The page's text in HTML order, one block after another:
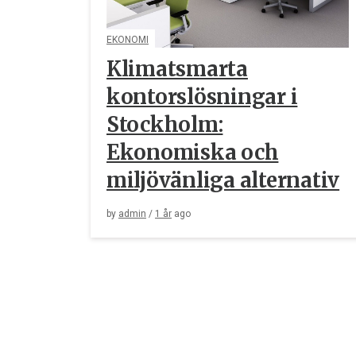
EKONOMI
Klimatsmarta
kontorslösningar i
Stockholm:
Ekonomiska och
miljövänliga alternativ
by admin / 1 år ago